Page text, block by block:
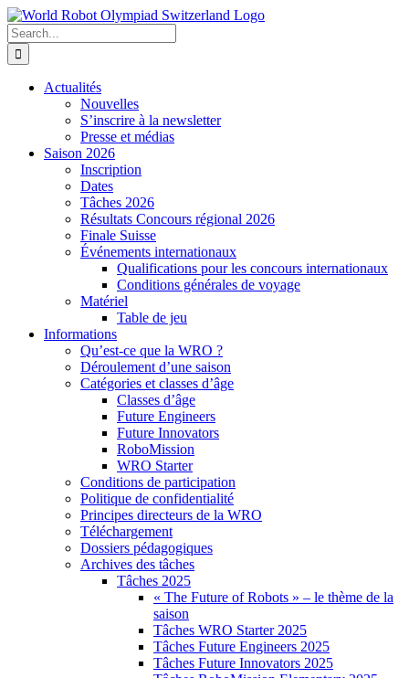
Skip
to
content
Search
for:
Actualités
Nouvelles
S’inscrire à la newsletter
Presse et médias
Saison 2026
Inscription
Dates
Tâches 2026
Résultats Concours régional 2026
Finale Suisse
Événements internationaux
Qualifications pour les concours internationaux
Conditions générales de voyage
Matériel
Table de jeu
Informations
Qu’est-ce que la WRO ?
Déroulement d’une saison
Catégories et classes d’âge
Classes d’âge
Future Engineers
Future Innovators
RoboMission
WRO Starter
Conditions de participation
Politique de confidentialité
Principes directeurs de la WRO
Téléchargement
Dossiers pédagogiques
Archives des tâches
Tâches 2025
« The Future of Robots » – le thème de la
saison
Tâches WRO Starter 2025
Tâches Future Engineers 2025
Tâches Future Innovators 2025